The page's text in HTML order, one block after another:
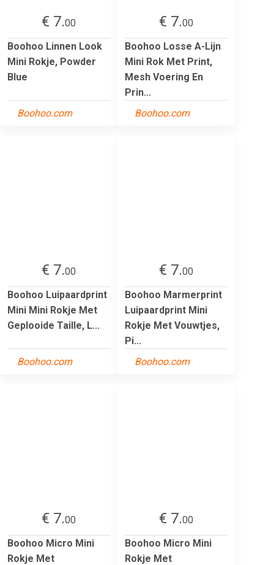
€ 7.00
Boohoo Linnen Look
Mini Rokje, Powder
Blue
Boohoo.com
€ 7.00
Boohoo Losse A-Lijn
Mini Rok Met Print,
Mesh Voering En
Prin...
Boohoo.com
€ 7.00
Boohoo Luipaardprint
Mini Mini Rokje Met
Geplooide Taille, L...
Boohoo.com
€ 7.00
Boohoo Marmerprint
Luipaardprint Mini
Rokje Met Vouwtjes,
Pi...
Boohoo.com
€ 7.00
Boohoo Micro Mini
Rokje Met
€ 7.00
Boohoo Micro Mini
Rokje Met